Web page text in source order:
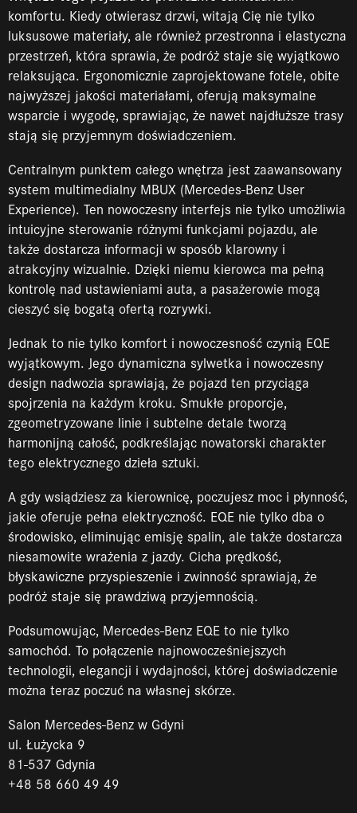
komfortu. Kiedy otwierasz drzwi, witają Cię nie tylko
luksusowe materiały, ale również przestronna i elastyczna
przestrzeń, która sprawia, że podróż staje się wyjątkowo
relaksująca. Ergonomicznie zaprojektowane fotele, obite
najwyższej jakości materiałami, oferują maksymalne
wsparcie i wygodę, sprawiając, że nawet najdłuższe trasy
stają się przyjemnym doświadczeniem.
Centralnym punktem całego wnętrza jest zaawansowany
system multimedialny MBUX (Mercedes-Benz User
Experience). Ten nowoczesny interfejs nie tylko umożliwia
intuicyjne sterowanie różnymi funkcjami pojazdu, ale
także dostarcza informacji w sposób klarowny i
atrakcyjny wizualnie. Dzięki niemu kierowca ma pełną
kontrolę nad ustawieniami auta, a pasażerowie mogą
cieszyć się bogatą ofertą rozrywki.
Jednak to nie tylko komfort i nowoczesność czynią EQE
wyjątkowym. Jego dynamiczna sylwetka i nowoczesny
design nadwozia sprawiają, że pojazd ten przyciąga
spojrzenia na każdym kroku. Smukłe proporcje,
zgeometryzowane linie i subtelne detale tworzą
harmonijną całość, podkreślając nowatorski charakter
tego elektrycznego dzieła sztuki.
A gdy wsiądziesz za kierownicę, poczujesz moc i płynność,
jakie oferuje pełna elektryczność. EQE nie tylko dba o
środowisko, eliminując emisję spalin, ale także dostarcza
niesamowite wrażenia z jazdy. Cicha prędkość,
błyskawiczne przyspieszenie i zwinność sprawiają, że
podróż staje się prawdziwą przyjemnością.
Podsumowując, Mercedes-Benz EQE to nie tylko
samochód. To połączenie najnowocześniejszych
technologii, elegancji i wydajności, której doświadczenie
można teraz poczuć na własnej skórze.
Salon Mercedes-Benz w Gdyni
ul. Łużycka 9
81-537 Gdynia
+48 58 660 49 49